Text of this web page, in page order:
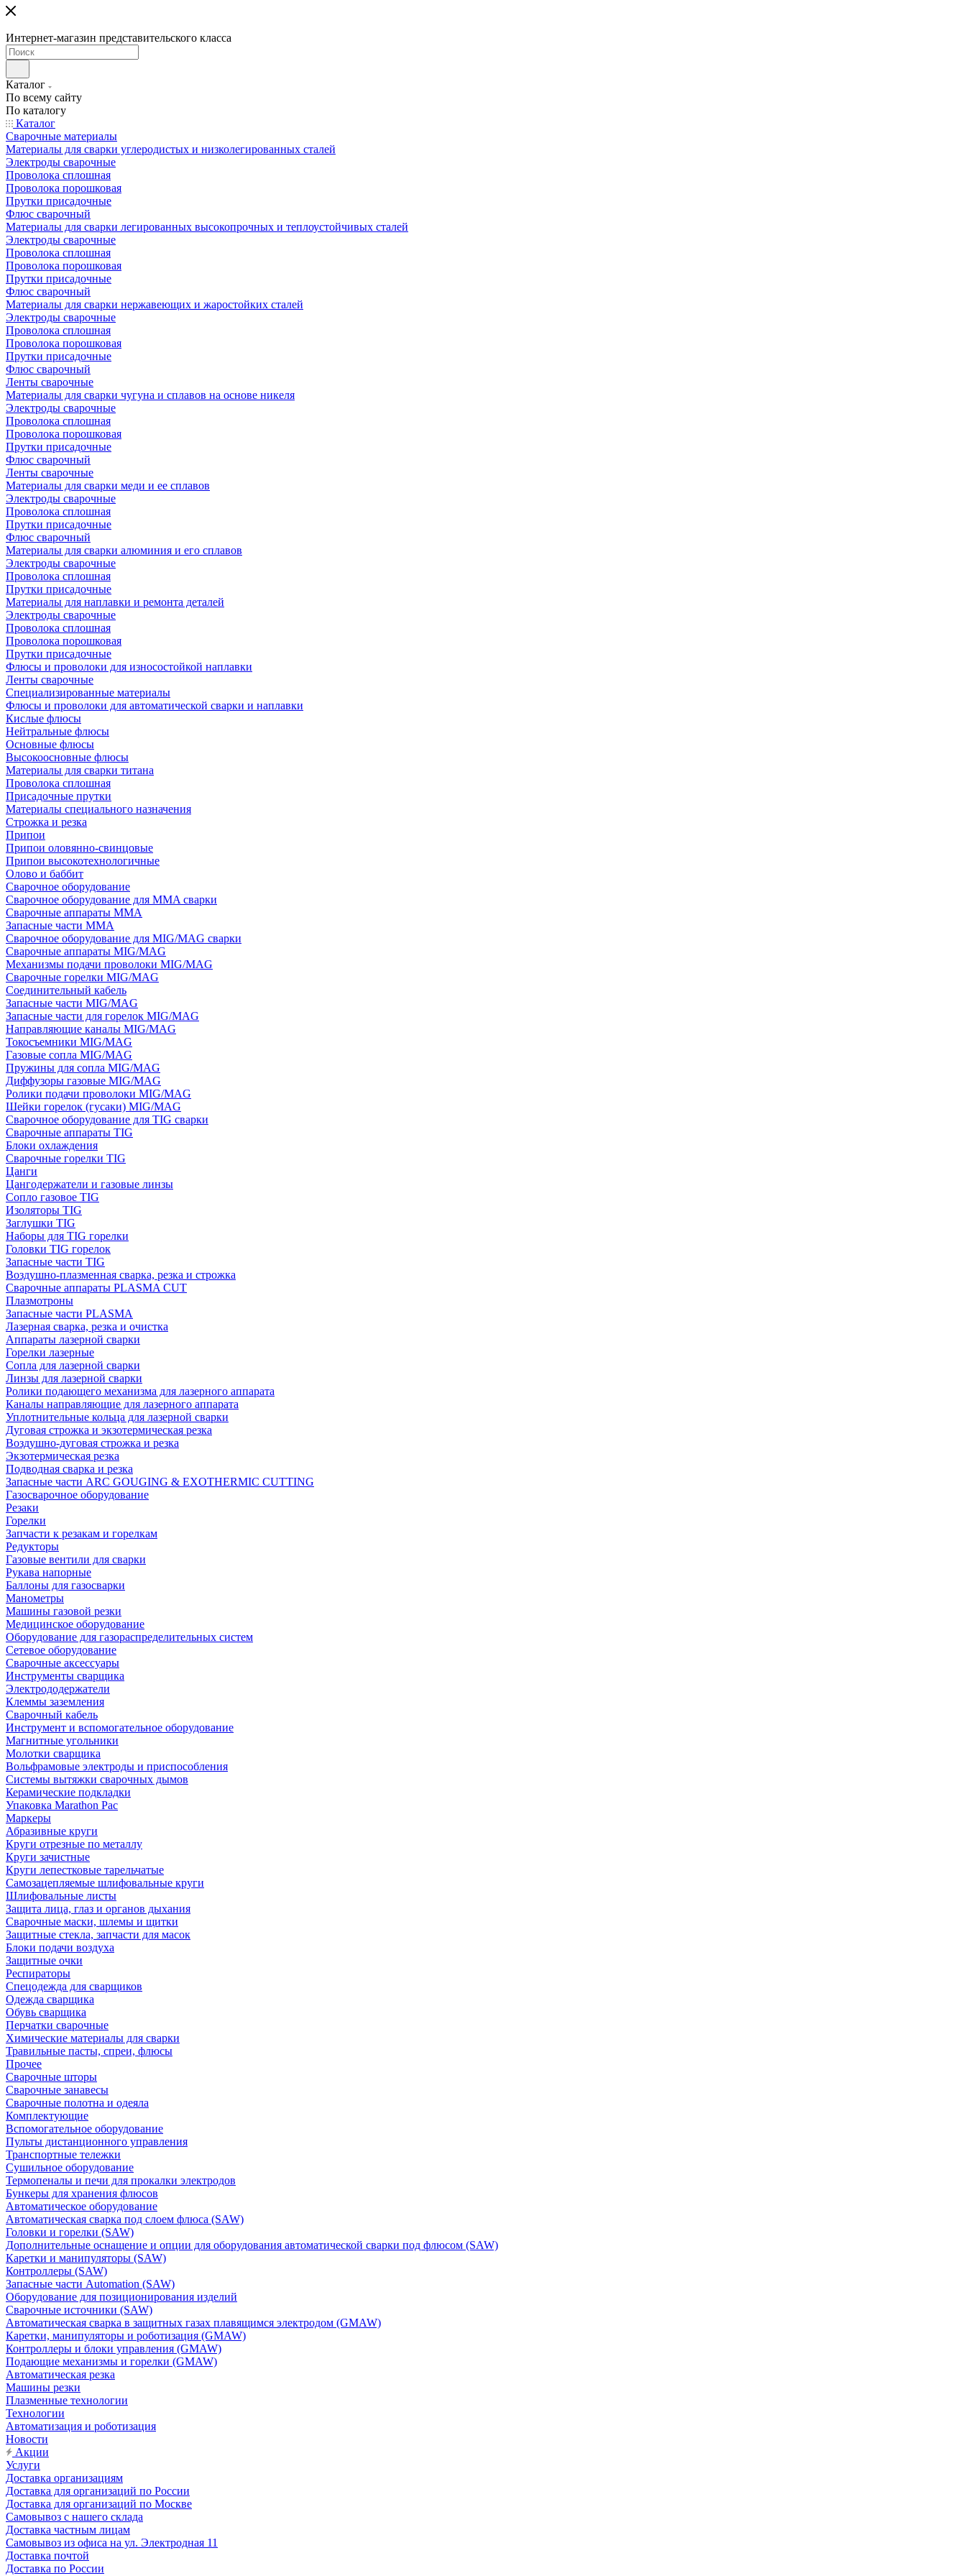
Интернет-магазин представительского класса
Каталог
По всему сайту
По каталогу
Каталог
Сварочные материалы
Материалы для сварки углеродистых и низколегированных сталей
Электроды сварочные
Проволока сплошная
Проволока порошковая
Прутки присадочные
Флюс сварочный
Материалы для сварки легированных высокопрочных и теплоустойчивых сталей
Электроды сварочные
Проволока сплошная
Проволока порошковая
Прутки присадочные
Флюс сварочный
Материалы для сварки нержавеющих и жаростойких сталей
Электроды сварочные
Проволока сплошная
Проволока порошковая
Прутки присадочные
Флюс сварочный
Ленты сварочные
Материалы для сварки чугуна и сплавов на основе никеля
Электроды сварочные
Проволока сплошная
Проволока порошковая
Прутки присадочные
Флюс сварочный
Ленты сварочные
Материалы для сварки меди и ее сплавов
Электроды сварочные
Проволока сплошная
Прутки присадочные
Флюс сварочный
Материалы для сварки алюминия и его сплавов
Электроды сварочные
Проволока сплошная
Прутки присадочные
Материалы для наплавки и ремонта деталей
Электроды сварочные
Проволока сплошная
Проволока порошковая
Прутки присадочные
Флюсы и проволоки для износостойкой наплавки
Ленты сварочные
Специализированные материалы
Флюсы и проволоки для автоматической сварки и наплавки
Кислые флюсы
Нейтральные флюсы
Основные флюсы
Высокоосновные флюсы
Материалы для сварки титана
Проволока сплошная
Присадочные прутки
Материалы специального назначения
Строжка и резка
Припои
Припои оловянно-свинцовые
Припои высокотехнологичные
Олово и баббит
Сварочное оборудование
Сварочное оборудование для MMA сварки
Сварочные аппараты MMA
Запасные части MMA
Сварочное оборудование для MIG/MAG сварки
Сварочные аппараты MIG/MAG
Механизмы подачи проволоки MIG/MAG
Сварочные горелки MIG/MAG
Соединительный кабель
Запасные части MIG/MAG
Запасные части для горелок MIG/MAG
Направляющие каналы MIG/MAG
Токосъемники MIG/MAG
Газовые сопла MIG/MAG
Пружины для сопла MIG/MAG
Диффузоры газовые MIG/MAG
Ролики подачи проволоки MIG/MAG
Шейки горелок (гусаки) MIG/MAG
Сварочное оборудование для TIG сварки
Сварочные аппараты TIG
Блоки охлаждения
Сварочные горелки TIG
Цанги
Цангодержатели и газовые линзы
Сопло газовое TIG
Изоляторы TIG
Заглушки TIG
Наборы для TIG горелки
Головки TIG горелок
Запасные части TIG
Воздушно-плазменная сварка, резка и строжка
Сварочные аппараты PLASMA CUT
Плазмотроны
Запасные части PLASMA
Лазерная сварка, резка и очистка
Аппараты лазерной сварки
Горелки лазерные
Сопла для лазерной сварки
Линзы для лазерной сварки
Ролики подающего механизма для лазерного аппарата
Каналы направляющие для лазерного аппарата
Уплотнительные кольца для лазерной сварки
Дуговая строжка и экзотермическая резка
Воздушно-дуговая строжка и резка
Экзотермическая резка
Подводная сварка и резка
Запасные части ARC GOUGING & EXOTHERMIC CUTTING
Газосварочное оборудование
Резаки
Горелки
Запчасти к резакам и горелкам
Редукторы
Газовые вентили для сварки
Рукава напорные
Баллоны для газосварки
Манометры
Машины газовой резки
Медицинское оборудование
Оборудование для газораспределительных систем
Сетевое оборудование
Сварочные аксессуары
Инструменты сварщика
Электрододержатели
Клеммы заземления
Сварочный кабель
Инструмент и вспомогательное оборудование
Магнитные угольники
Молотки сварщика
Вольфрамовые электроды и приспособления
Системы вытяжки сварочных дымов
Керамические подкладки
Упаковка Marathon Pac
Маркеры
Абразивные круги
Круги отрезные по металлу
Круги зачистные
Круги лепестковые тарельчатые
Самозацепляемые шлифовальные круги
Шлифовальные листы
Защита лица, глаз и органов дыхания
Сварочные маски, шлемы и щитки
Защитные стекла, запчасти для масок
Блоки подачи воздуха
Защитные очки
Респираторы
Спецодежда для сварщиков
Одежда сварщика
Обувь сварщика
Перчатки сварочные
Химические материалы для сварки
Травильные пасты, спреи, флюсы
Прочее
Сварочные шторы
Сварочные занавесы
Сварочные полотна и одеяла
Комплектующие
Вспомогательное оборудование
Пульты дистанционного управления
Транспортные тележки
Сушильное оборудование
Термопеналы и печи для прокалки электродов
Бункеры для хранения флюсов
Автоматическое оборудование
Автоматическая сварка под слоем флюса (SAW)
Головки и горелки (SAW)
Дополнительные оснащение и опции для оборудования автоматической сварки под флюсом (SAW)
Каретки и манипуляторы (SAW)
Контроллеры (SAW)
Запасные части Automation (SAW)
Оборудование для позиционирования изделий
Сварочные источники (SAW)
Автоматическая сварка в защитных газах плавящимся электродом (GMAW)
Каретки, манипуляторы и роботизация (GMAW)
Контроллеры и блоки управления (GMAW)
Подающие механизмы и горелки (GMAW)
Автоматическая резка
Машины резки
Плазменные технологии
Технологии
Автоматизация и роботизация
Новости
Акции
Услуги
Доставка организациям
Доставка для организаций по России
Доставка для организаций по Москве
Самовывоз с нашего склада
Доставка частным лицам
Самовывоз из офиса на ул. Электродная 11
Доставка почтой
Доставка по России